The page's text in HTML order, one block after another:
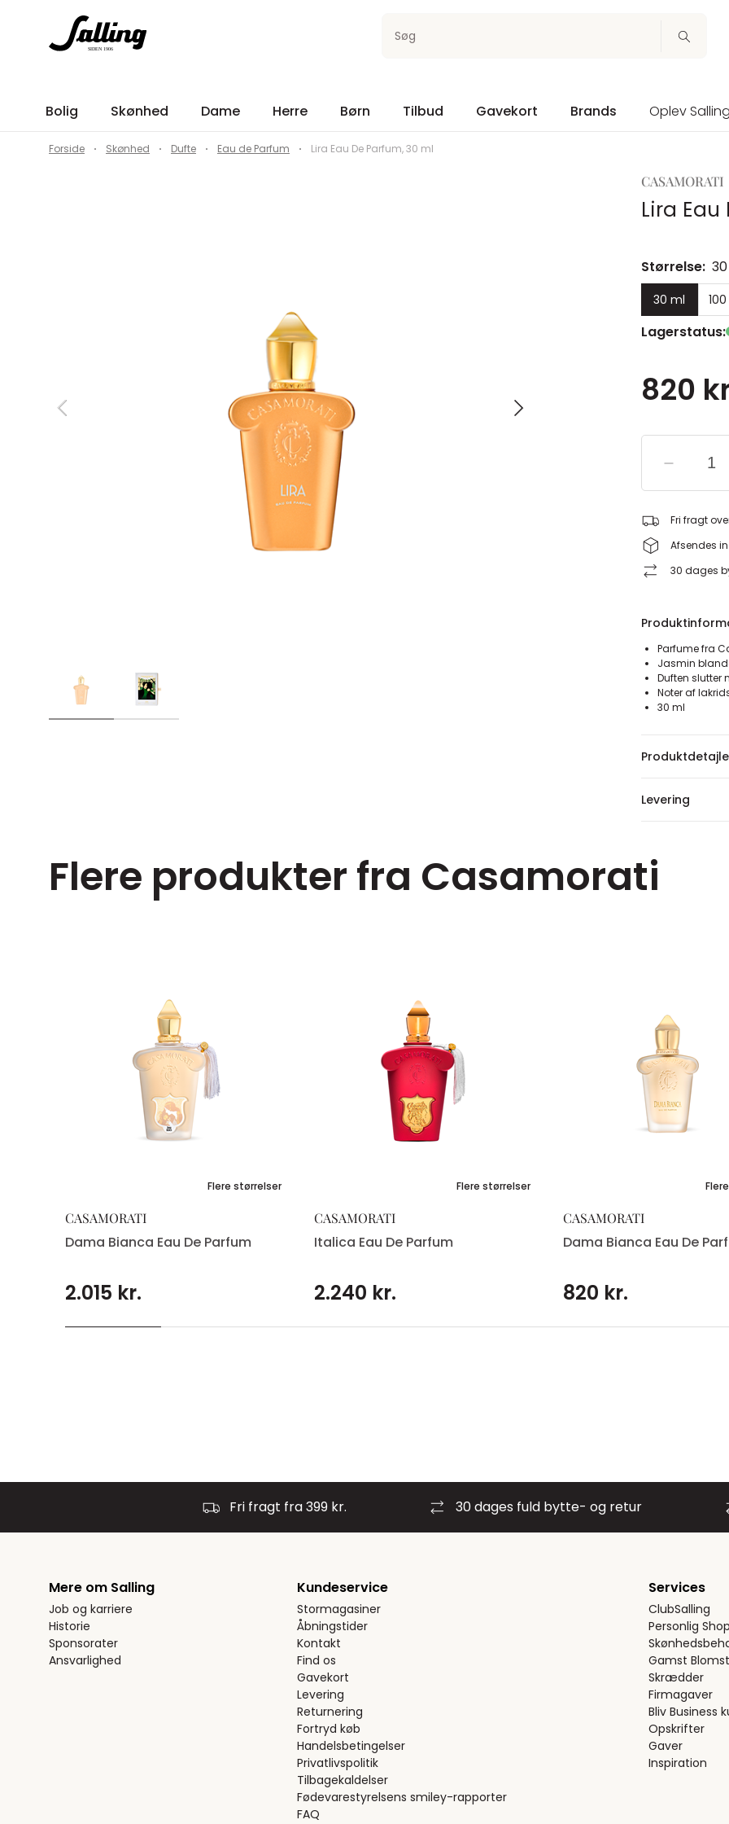
Søg
Bolig Skønhed Dame Herre Børn Tilbud Gavekort Brands Oplev
Forside Skønhed Dufte Eau de Parfum Lira Eau De Parfum, 30 ml
CASAMORATI
Lira
Størrelse:
30 ml
Lagerstatus:
820
Fri fragt
Afsendes
30 dages
Parfume fra
Jasmin
Duften slutter
Noter af
30 ml
Levering
Flere produkter fra Casamorati
Flere størrelser
CASAMORATI
Dama Bianca Eau De Parfum
2.015 kr.
Flere størrelser
CASAMORATI
Italica Eau De Parfum
2.240 kr.
CASAMORATI
Dama Bianca Eau De
820 kr.
Fri fragt fra 399 kr. 30 dages fuld bytte- og retur
Mere om Salling
Job og karriere
Historie
Sponsorater
Ansvarlighed
Kundeservice
Stormagasiner
Åbningstider
Kontakt
Find os
Gavekort
Levering
Returnering
Fortryd køb
Handelsbetingelser
Privatlivspolitik
Tilbagekaldelser
Fødevarestyrelsens smiley-rapporter
FAQ
Services
ClubSalling
Personlig
Gamst
Skrædder
Firmagaver
Bliv Business
Opskrifter
Gaver
Inspiration